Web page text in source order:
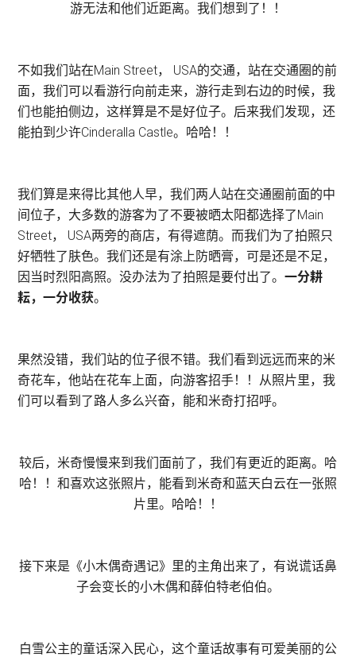
游无法和他们近距离。我们想到了！！
不如我们站在Main Street， USA的交通，站在交通圈的前
面，我们可以看游行向前走来，游行走到右边的时候，我
们也能拍侧边，这样算是不是好位子。后来我们发现，还
能拍到少许Cinderalla Castle。哈哈！！
我们算是来得比其他人早，我们两人站在交通圈前面的中
间位子，大多数的游客为了不要被晒太阳都选择了Main
Street， USA两旁的商店，有得遮荫。而我们为了拍照只
好牺牲了肤色。我们还是有涂上防晒膏，可是还是不足，
因当时烈阳高照。没办法为了拍照是要付出了。一分耕
耘，一分收获。
果然没错，我们站的位子很不错。我们看到远远而来的米
奇花车，他站在花车上面，向游客招手！！从照片里，我
们可以看到了路人多么兴奋，能和米奇打招呼。
较后，米奇慢慢来到我们面前了，我们有更近的距离。哈
哈！！和喜欢这张照片，能看到米奇和蓝天白云在一张照
片里。哈哈！！
接下来是《小木偶奇遇记》里的主角出来了，有说谎话鼻
子会变长的小木偶和薛伯特老伯伯。
白雪公主的童话深入民心，这个童话故事有可爱美丽的公